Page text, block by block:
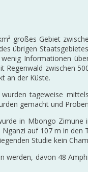
großes Gebiet
übrigen
Informationen
zwischen
an der Küste.
tageweise
gemacht und
in Mbongo Zimune
auf 107 m in
Studie kein
werden, davon 48